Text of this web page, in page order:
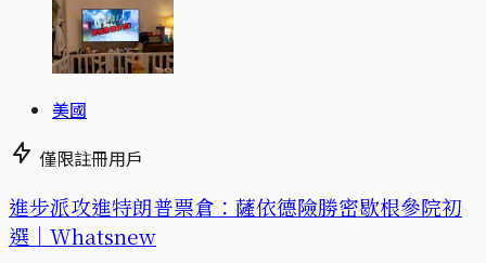
美國
僅限註冊用戶
進步派攻進特朗普票倉：薩依德險勝密歇根參院初
選｜Whatsnew